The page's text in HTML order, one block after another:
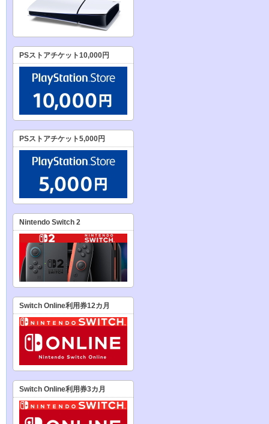
PSストアチケット10,000円
PSストアチケット5,000円
Nintendo Switch 2
Switch Online利用券12カ月
Switch Online利用券3カ月